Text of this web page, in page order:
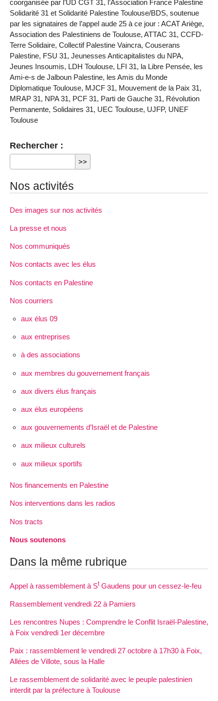
coorganisée par l’UD CGT 31, l’Association France Palestine
Solidarité 31 et Solidarité Palestine Toulouse/BDS, soutenue
par les signataires de l’appel aude 25 à ce jour : ACAT Ariège,
Association des Palestiniens de Toulouse, ATTAC 31, CCFD-
Terre Solidaire, Collectif Palestine Vaincra, Couserans
Palestine, FSU 31, Jeunesses Anticapitalistes du NPA,
Jeunes Insoumis, LDH Toulouse, LFI 31, la Libre Pensée, les
Ami-e-s de Jalboun Palestine, les Amis du Monde
Diplomatique Toulouse, MJCF 31, Mouvement de la Paix 31,
MRAP 31, NPA 31, PCF 31, Parti de Gauche 31, Révolution
Permanente, Solidaires 31, UEC Toulouse, UJFP, UNEF
Toulouse
Rechercher :
Nos activités
Des images sur nos activités
La presse et nous
Nos communiqués
Nos contacts avec les élus
Nos contacts en Palestine
Nos courriers
aux élus 09
aux entreprises
à des associations
aux membres du gouvernement français
aux divers élus français
aux élus européens
aux gouvernements d’Israël et de Palestine
aux milieux culturels
aux milieux sportifs
Nos financements en Palestine
Nos interventions dans les radios
Nos tracts
Nous soutenons
Dans la même rubrique
Appel à rassemblement à StGaudens pour un cessez-le-feu
Rassemblement vendredi 22 à Pamiers
Les rencontres Nupes : Comprendre le Conflit Israël-Palestine,
à Foix vendredi 1er décembre
Paix : rassemblement le vendredi 27 octobre à 17h30 à Foix,
Allées de Villote, sous la Halle
Le rassemblement de solidarité avec le peuple palestinien
interdit par la préfecture à Toulouse